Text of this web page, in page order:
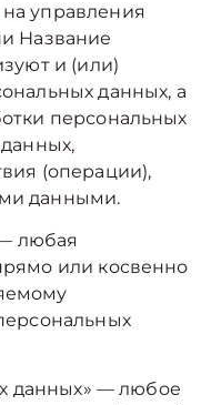
управления
Название
и (или)
данных, а
персональных
(операции),
данными.
любая
или косвенно
данных» — любое